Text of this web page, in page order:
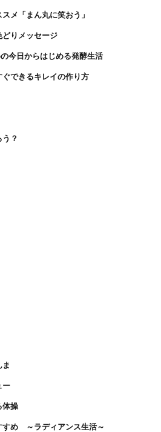
メ「まん丸に笑おう」
りメッセージ
今日からはじめる発酵生活
できるキレイの作り方
？
ー
操
すめ ～ラディアンス生活～